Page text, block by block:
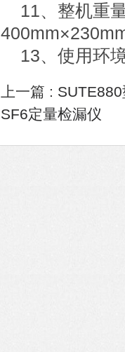
11、整机重
13、使用环
上一篇 :
SF6定量检漏仪